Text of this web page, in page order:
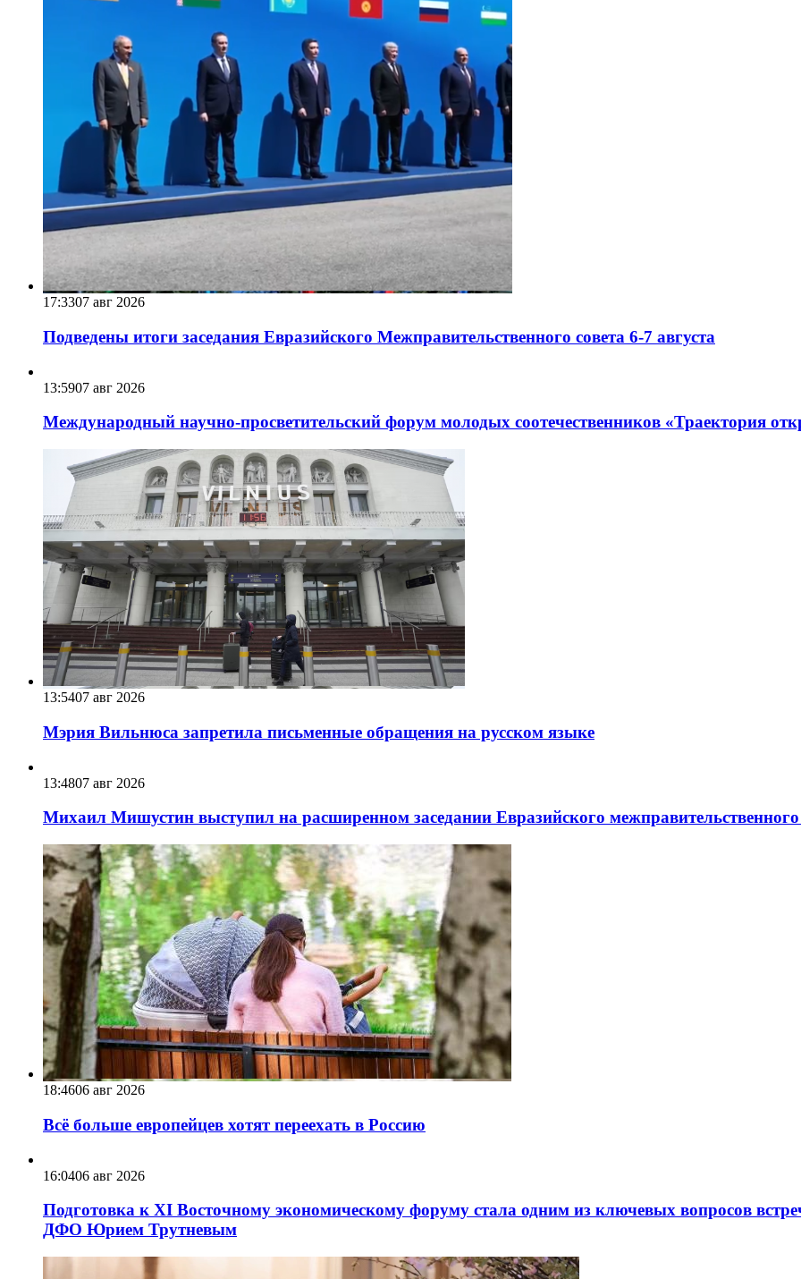
17:3307 авг 2026
Подведены итоги заседания Евразийского Межправительственного совета 6-7 августа
13:5907 авг 2026
Международный научно-просветительский форум молодых соотечественников «Траектория
13:5407 авг 2026
Мэрия Вильнюса запретила письменные обращения на русском языке
13:4807 авг 2026
Михаил Мишустин выступил на расширенном заседании Евразийского
18:4606 авг 2026
Всё больше европейцев хотят переехать в Россию
16:0406 авг 2026
Подготовка к XI Восточному экономическому форуму стала одним из ключевых вопросов
ДФО Юрием Трутневым